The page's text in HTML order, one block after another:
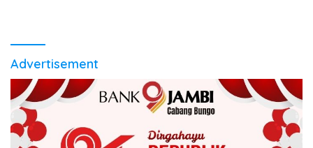
Advertisement